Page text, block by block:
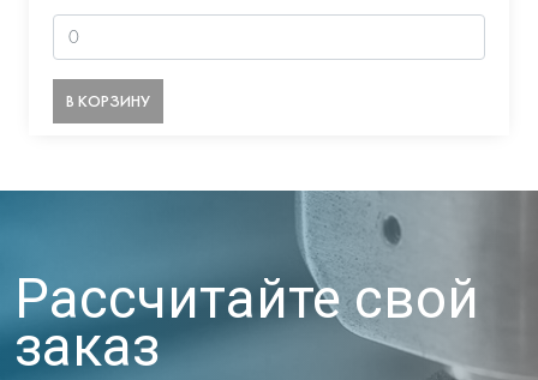
В КОРЗИНУ
Рассчитайте свой
заказ